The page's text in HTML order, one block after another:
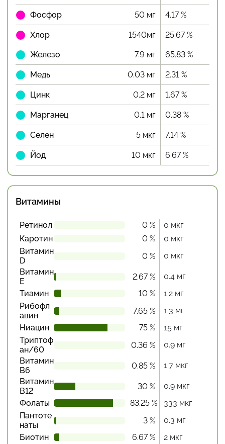
Фосфор 50 мг 4.17 %
Хлор 1540мг 25.67 %
Железо 7.9 мг 65.83 %
Медь 0.03 мг 2.31 %
Цинк 0.2 мг 1.67 %
Марганец 0.1 мг 0.38 %
Селен 5 мкг 7.14 %
Йод 10 мкг 6.67 %
Витамины
Ретинол 0 %
0 мкг
Каротин
0 %
0 мкг
Витамин
D
0 %
0 мкг
Витамин
Е
2.67 %
0.4 мг
Тиамин
10 %
1.2 мг
Рибофл
авин
7.65 %
1.3 мг
Ниацин
75 %
15 мг
Триптоф
ан/60
0.36 %
0.9 мг
Витамин
В6
0.85 %
1.7 мкг
Витамин
В12
30 %
0.9 мкг
Фолаты
83.25 %
333 мкг
Пантоте
наты
3 %
0.3 мг
Биотин
6.67 %
2 мкг